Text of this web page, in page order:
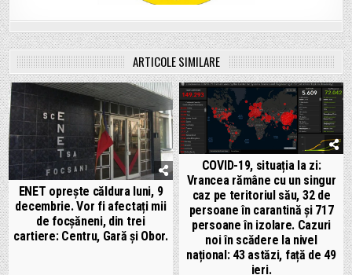
ARTICOLE SIMILARE
ENET oprește căldura luni, 9
decembrie. Vor fi afectați mii
de focșăneni, din trei
cartiere: Centru, Gară și Obor.
COVID-19, situația la zi:
Vrancea rămâne cu un singur
caz pe teritoriul său, 32 de
persoane în carantină și 717
persoane în izolare. Cazuri
noi în scădere la nivel
național: 43 astăzi, față de 49
ieri.